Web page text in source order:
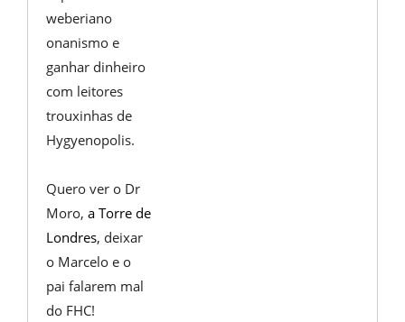
weberiano
onanismo e
ganhar dinheiro
com leitores
trouxinhas de
Hygyenopolis.
Quero ver o Dr
Moro, a Torre de
Londres, deixar
o Marcelo e o
pai falarem mal
do FHC!